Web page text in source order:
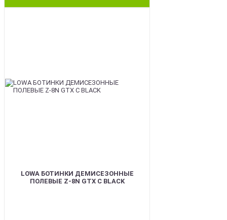
LOWA БОТИНКИ ДЕМИСЕЗОННЫЕ
ПОЛЕВЫЕ Z-8N GTX C BLACK